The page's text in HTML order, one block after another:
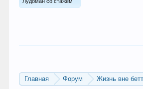
Главная Форум Жизнь вне